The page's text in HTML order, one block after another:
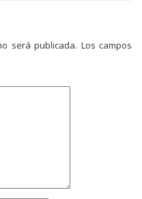
será publicada. Los campos